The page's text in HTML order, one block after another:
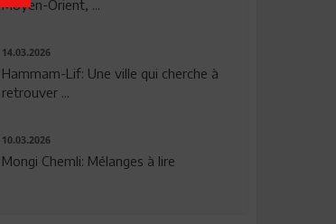
Moyen-Orient, ...
14.03.2026
Hammam-Lif: Une ville qui cherche à
retrouver ...
10.03.2026
Mongi Chemli: Mélanges à lire